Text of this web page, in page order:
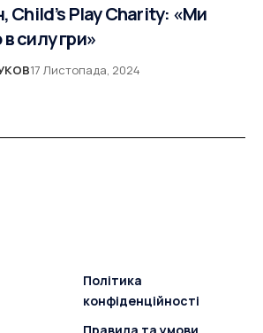
Child’s Play Charity: «Ми
силу гри»
17 Листопада, 2024
Політика
конфіденційності